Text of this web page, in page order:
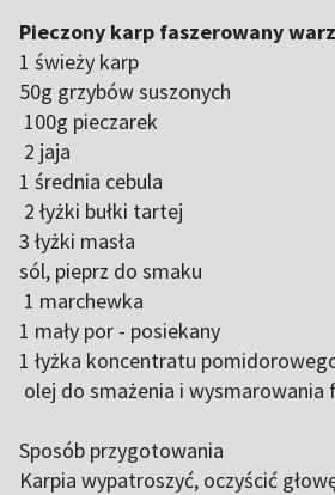
Pieczony karp faszerowany
1 świeży karp
50g grzybów suszonych
100g pieczarek
2 jaja
1 średnia cebula
2 łyżki bułki tartej
3 łyżki masła
sól, pieprz do smaku
1 marchewka
1 mały por - posiekany
1 łyżka koncentratu
olej do smażenia i wysmarowania
Sposób przygotowania
Karpia wypatroszyć, oczyścić